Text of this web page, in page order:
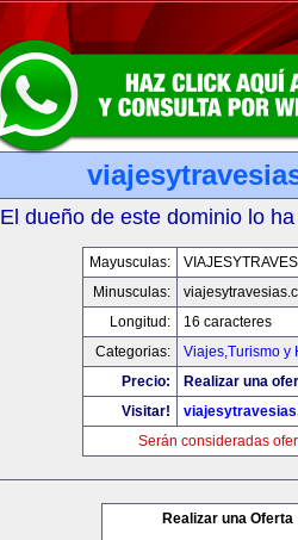
El dueño de este dominio lo
Mayusculas:
Minusculas:
Longitud:
16 caracteres
Categorias:
Viajes,Turismo y
Precio:
Realizar una
Visitar!
Serán consideradas
Realizar una Oferta